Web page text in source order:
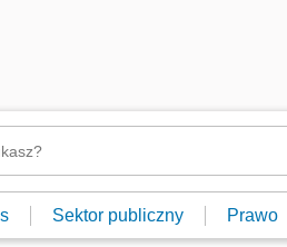
Sektor publiczny Prawo